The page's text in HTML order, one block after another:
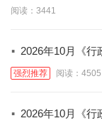
阅读：3441
· 2026年10月《行
强烈推荐 阅读：4505
· 2026年10月《行